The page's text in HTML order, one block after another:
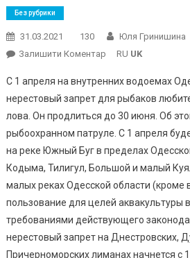
Без рубрики
31.03.2021 130
Юля Гринишина
Залишити КоментарOn
Апреля
В
Одесской
Области
Вводят
Запрет
На
Рыболовлю
RU UK
С 1 апреля на внутренних водоемах
нерестовый запрет для рыбаков
лова. Он продлиться до 30 июня. Об
рыбоохранном патруле. С 1 апреля
на реке Южный Буг в пределах
Кодыма, Тилигул, Большой и малый
малых реках Одесской области (кроме
пользование для целей аквакультуры
требованиями действующего
нерестовый запрет на Днестровских,
Причерноморских лиманах начнется с